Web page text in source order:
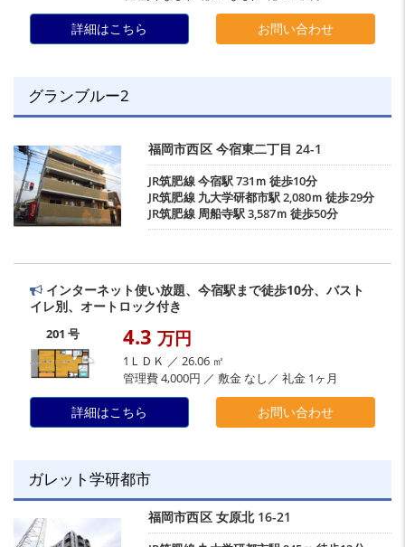
詳細はこちら お問い合わせ
グランブルー2
福岡市西区 今宿東二丁目 24-1
JR筑肥線今宿駅731ｍ 徒歩10分
JR筑肥線 九大学研都市駅2,080ｍ 徒歩29分
JR筑肥線 周船寺駅3,587ｍ 徒歩50分
インターネット使い放題、今宿駅まで徒歩10分、バスト
イレ別、オートロック付き
201 号 4.3 万円
1ＬＤＫ ／ 26.06 ㎡
管理費 4,000円 ／ 敷金 なし／ 礼金 1ヶ月
詳細はこちら お問い合わせ
ガレット学研都市
福岡市西区 女原北16-21